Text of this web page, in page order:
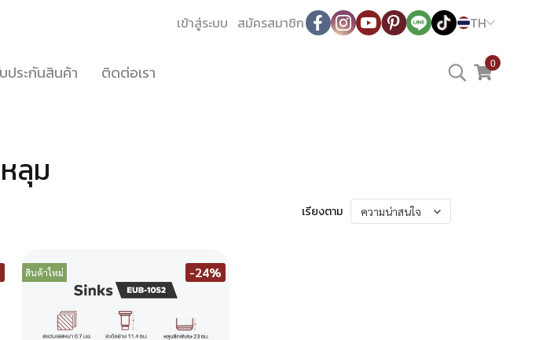
เข้าสู่ระบบ สมัครสมาชิก TH
ประกันสินค้า ติดต่อเรา 0
ลุม
เรียงตาม ความน่าสนใจ
สินค้าใหม่ -24%